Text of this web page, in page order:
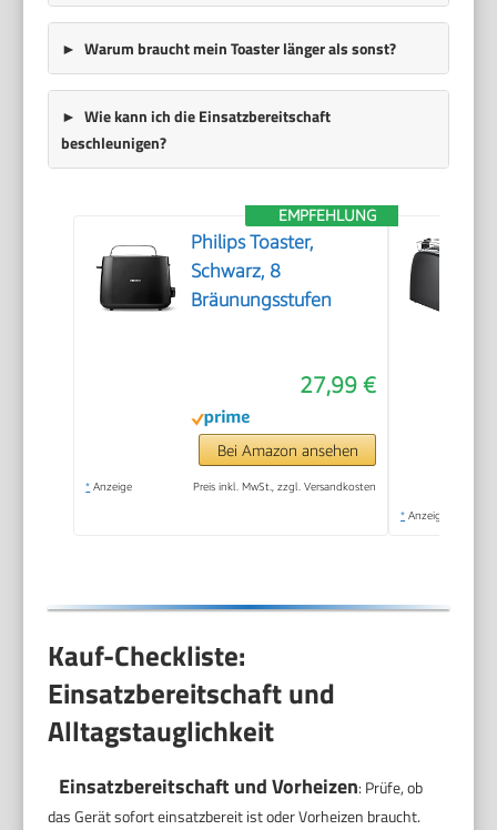
Warum braucht mein Toaster länger als sonst?
Wie kann ich die Einsatzbereitschaft
beschleunigen?
EMPFEHLUNG
Philips Toaster,
Schwarz, 8
Bräunungsstufen
27,99 €
Bei Amazon ansehen
* Anzeige Preis inkl. MwSt., zzgl. Versandkosten
* Anzeige
Kauf-Checkliste:
Einsatzbereitschaft und
Alltagstauglichkeit
Einsatzbereitschaft und Vorheizen: Prüfe, ob
das Gerät sofort einsatzbereit ist oder Vorheizen braucht.